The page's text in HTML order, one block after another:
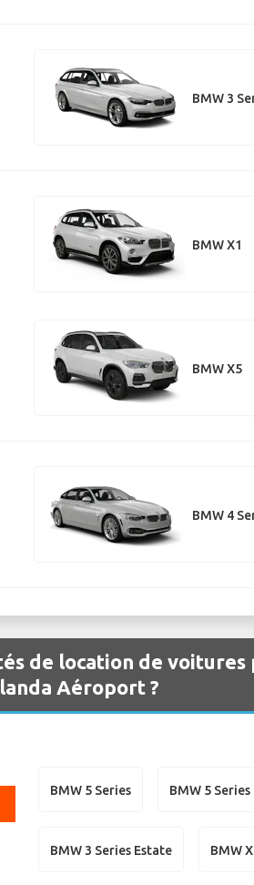
BMW 3
BMW X1
BMW X5
BMW 4
de location de
Aéroport ?
BMW 5 Series BMW 5 Series
BMW 3 Series Estate BMW